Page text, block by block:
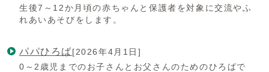
生後7～12か月頃の赤ちゃんと保護者を対象に交流やふ
れあいあそびをします。
パパひろば[2026年4月1日]
0～2歳児までのお子さんとお父さんのためのひろばで